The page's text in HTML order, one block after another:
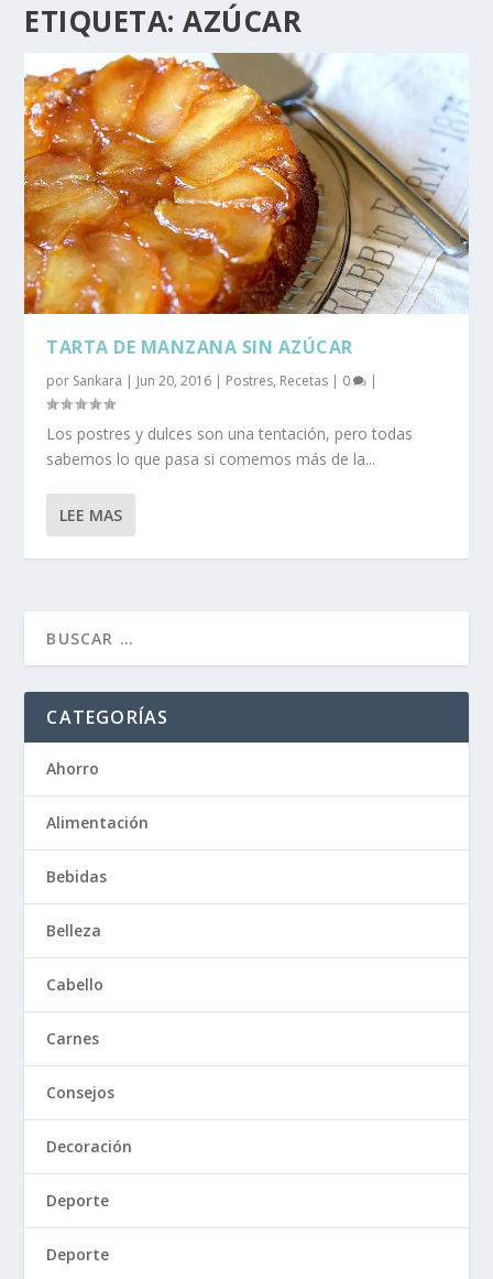
ETIQUETA:AZÚCAR
TARTA DE MANZANA SIN AZÚCAR
por Sankara | Jun 20, 2016 | Postres, Recetas | 0 |
Los postres y dulces son una tentación, pero todas
sabemos lo que pasa si comemos más de la...
LEE MAS
CATEGORÍAS
Ahorro
Alimentación
Bebidas
Belleza
Cabello
Carnes
Consejos
Decoración
Deporte
Deporte